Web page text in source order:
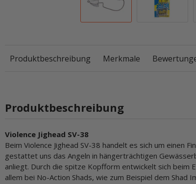
Produktbeschreibung Merkmale
Produktbeschreibung
Violence Jighead SV-38
Beim Violence Jighead SV-38 handelt es sich um einen
gestattet uns das Angeln in hängerträchtigen
anliegt. Durch die spitze Kopfform entwickelt sich beim
allem bei No-Action Shads, wie zum Beispiel dem Shad